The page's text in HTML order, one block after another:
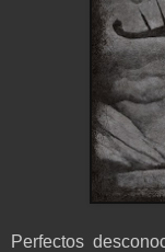
Perfectos